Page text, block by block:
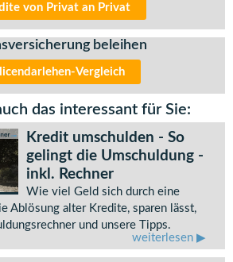
von Privat an Privat
beleihen
Vergleich
das interessant für Sie:
Kredit umschulden - So
gelingt die Umschuldung -
inkl. Rechner
Wie viel Geld sich durch eine
Ablösung alter Kredite, sparen lässt,
und unsere Tipps.
weiterlesen